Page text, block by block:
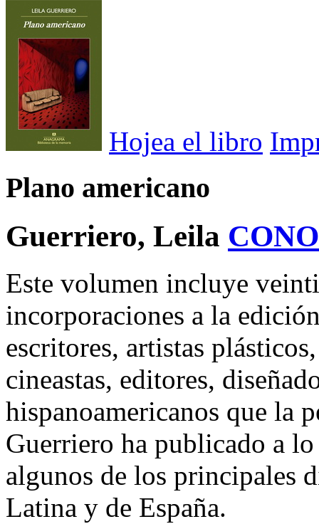
Hojea el libro
Plano americano
Guerriero, Leila
Este volumen incluye
incorporaciones a la
escritores, artistas
cineastas, editores,
hispanoamericanos que la
Guerriero ha publicado a lo
algunos de los principales
Latina y de España.